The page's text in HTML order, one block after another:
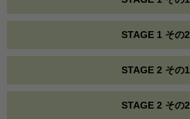
STAGE 1 その2
STAGE 2 その1
STAGE 2 その2